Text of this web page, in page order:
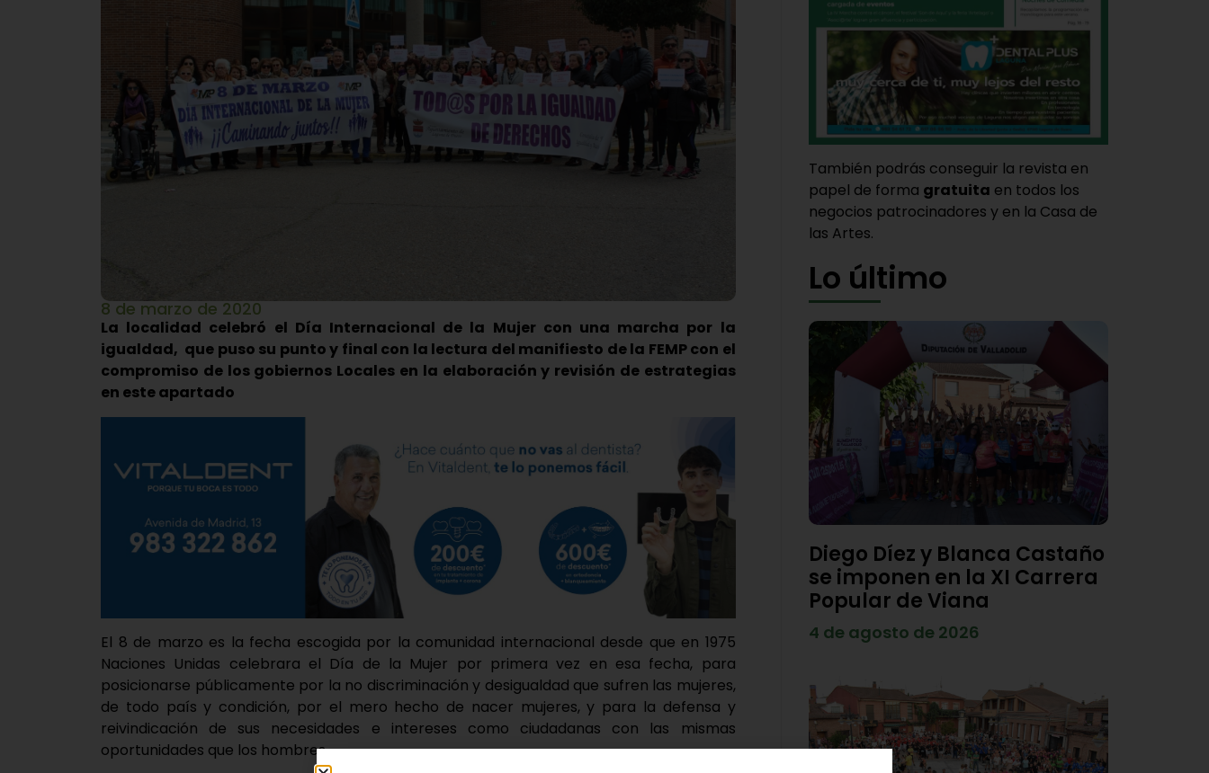
8 de marzo de 2020
La localidad celebró el Día Internacional de la Mujer con una marcha por la
igualdad, que puso su punto y final con la lectura del manifiesto de la FEMP con el
compromiso de los gobiernos Locales en la elaboración y revisión de estrategias
en este apartado
El 8 de marzo es la fecha escogida por la comunidad internacional desde que en 1975
Naciones Unidas celebrara el Día de la Mujer por primera vez en esa fecha, para
posicionarse públicamente por la no discriminación y desigualdad que sufren las mujeres,
de todo país y condición, por el mero hecho de nacer mujeres, y para la defensa y
reivindicación de sus necesidades e intereses como ciudadanas con las mismas
oportunidades que los hombres.
También podrás conseguir la revista en
papel de forma gratuita en todos los
negocios patrocinadores y en la Casa de
las Artes.
Lo último
Diego Díez y Blanca Castaño
se imponen en la XI Carrera
Popular de Viana
4 de agosto de 2026